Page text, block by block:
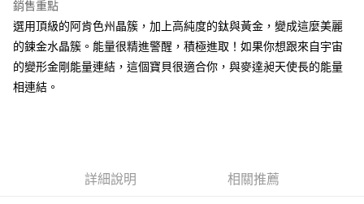
悠遊付
ATM付款
銷售重點
選用頂級的阿肯色州晶簇，加上高純度的鈦與黃金，變成這麼美麗
的鍊金水晶簇。能量很精進警醒，積極進取！如果你想跟來自宇宙
的變形金剛能量連結，這個寶貝很適合你，與麥達昶天使長的能量
相連結。
詳細說明 相關推薦